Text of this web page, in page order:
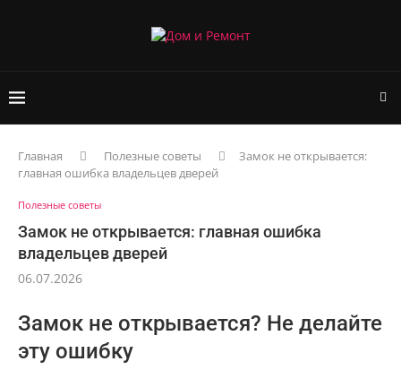
Главная Полезные советы
Замок не открывается:
главная ошибка владельцев дверей
Полезные советы
Замок не открывается: главная ошибка
владельцев дверей
06.07.2026
Замок не открывается? Не делайте
эту ошибку